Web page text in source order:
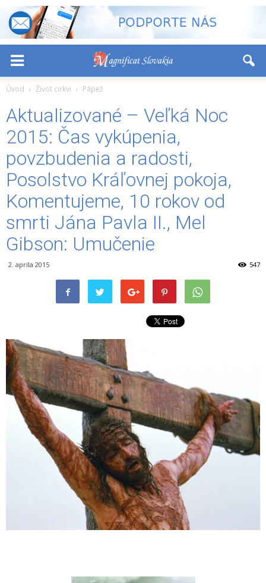
Úvod Život cirkvi Pápež
Aktualizované – Veľká Noc
2015: Čas vykúpenia,
povzbudenia a radosti,
Posolstvo Kráľovnej pokoja,
Komentujeme, 10 rokov od
smrti Jána Pavla II., Mel
Gibson: Umučenie
2. apríla 2015 547
+